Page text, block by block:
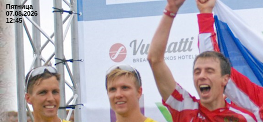
Пятница
07.08.2026
12:45